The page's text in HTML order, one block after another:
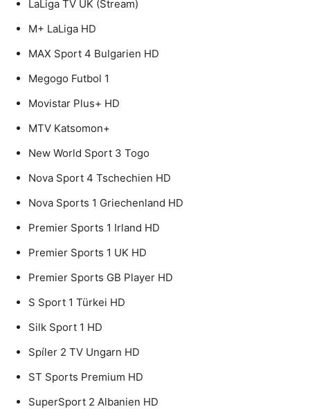
LaLiga TV UK (Stream)
M+ LaLiga HD
MAX Sport 4 Bulgarien HD
Megogo Futbol 1
Movistar Plus+ HD
MTV Katsomon+
New World Sport 3 Togo
Nova Sport 4 Tschechien HD
Nova Sports 1 Griechenland HD
Premier Sports 1 Irland HD
Premier Sports 1 UK HD
Premier Sports GB Player HD
S Sport 1 Türkei HD
Silk Sport 1 HD
Spíler 2 TV Ungarn HD
ST Sports Premium HD
SuperSport 2 Albanien HD